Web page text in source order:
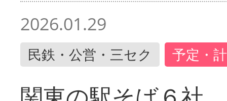
2026.01.29
民鉄・公営・三セク 予定・